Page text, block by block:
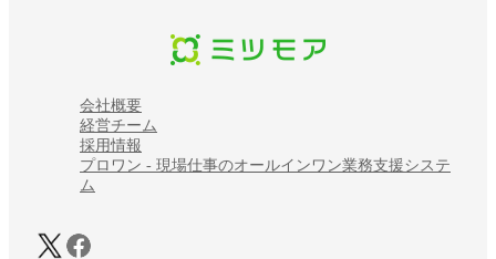
会社概要
経営チーム
採用情報
プロワン - 現場仕事のオールインワン業務支援システ
ム